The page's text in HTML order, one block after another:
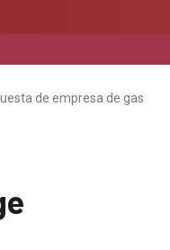
de empresa de gas